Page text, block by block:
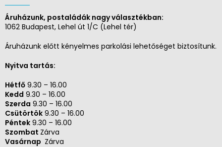
Áruházunk, postaládák nagy választékban:
1062 Budapest, Lehel út 1/C (Lehel tér)
Áruházunk előtt kényelmes parkolási lehetőséget biztosítunk.
Nyitva tartás:
Hétfő 9.30 – 16.00
Kedd 9.30 – 16.00
Szerda 9.30 – 16.00
Csütörtök 9.30 – 16.00
Péntek 9.30 – 16.00
Szombat Zárva
Vasárnap Zárva